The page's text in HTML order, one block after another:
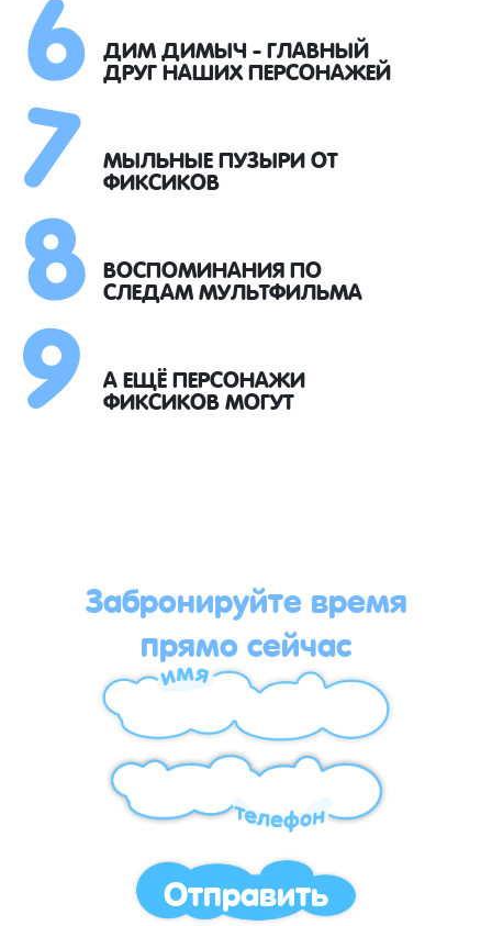
ДИМ ДИМЫЧ - ГЛАВНЫЙ
ДРУГ НАШИХ ПЕРСОНАЖЕЙ
МЫЛЬНЫЕ ПУЗЫРИ ОТ
ФИКСИКОВ
ВОСПОМИНАНИЯ ПО
СЛЕДАМ МУЛЬТФИЛЬМА
А ЕЩЁ ПЕРСОНАЖИ
ФИКСИКОВ МОГУТ
Забронируйте время
прямо сейчас
Отправить